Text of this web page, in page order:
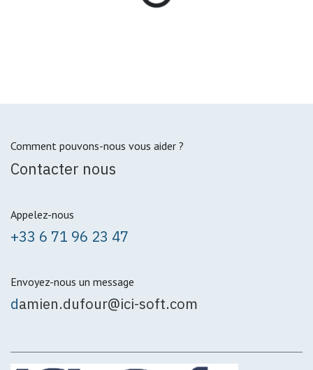
Comment pouvons-nous vous aider ?
Contacter nous
Appelez-nous
+33 6 71 96 23 47
Envoyez-nous un message
damien.dufour@ici-soft.com